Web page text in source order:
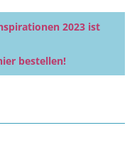
2023 ist
bestellen!